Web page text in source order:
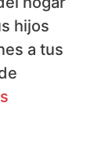
hijos
a tus